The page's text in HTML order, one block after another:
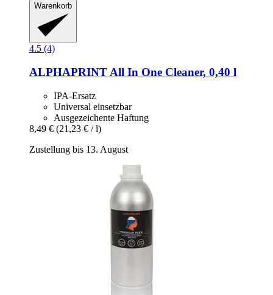
Warenkorb
4.5 (4)
ALPHAPRINT All In One Cleaner, 0,40 l
IPA-Ersatz
Universal einsetzbar
Ausgezeichente Haftung
8,49 € (21,23 € / l)
Zustellung bis 13. August